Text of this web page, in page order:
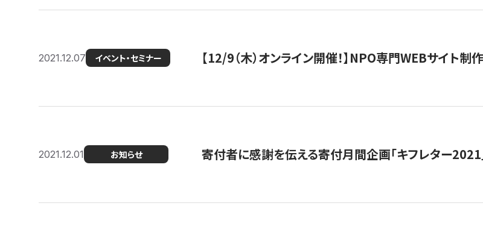
2021.12.07 イベント・セミナー 【12/9（木）オンライン開催！】NPO専門WEBサイト
2021.12.01 お知らせ 寄付者に感謝を伝える寄付月間企画「キフレター2021